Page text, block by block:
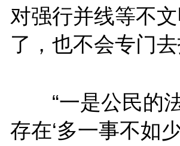
对强行并线等不
了，也不会专门
“一是公民的法
存在‘多一事不如